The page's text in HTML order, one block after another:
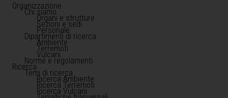
Organizzazione
Chi siamo
Organi e strutture
Sezioni e sedi
Personale
Dipartimenti di ricerca
Ambiente
Terremoti
Vulcani
Norme e regolamenti
Ricerca
Temi di ricerca
Ricerca Ambiente
Ricerca Terremoti
Ricerca Vulcani